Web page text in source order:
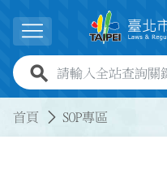
展開選單
全站查詢關鍵字欄位
首頁 SOP專區